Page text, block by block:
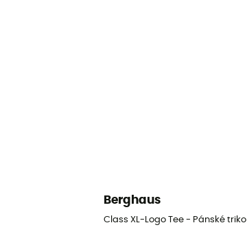
Berghaus
Class XL-Logo Tee - Pánské triko